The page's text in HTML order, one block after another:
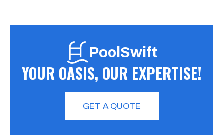
PoolSwift
YOUR OASIS, OUR EXPERTISE!
GET A QUOTE